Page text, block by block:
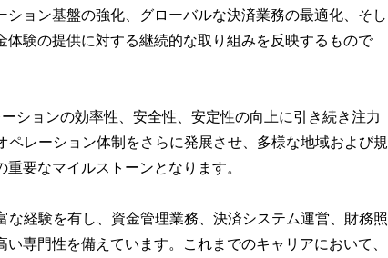
ョン基盤の強化、グローバルな決済業務の最適化、そし
験の提供に対する継続的な取り組みを反映するもので
ションの効率性、安全性、安定性の向上に引き続き注力
レーション体制をさらに発展させ、多様な地域および規
要なマイルストーンとなります。
経験を有し、資金管理業務、決済システム運営、財務照
専門性を備えています。これまでのキャリアにおいて、